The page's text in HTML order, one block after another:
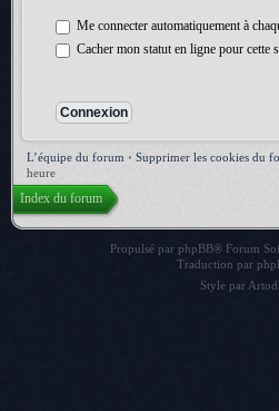
Me connecter automatiquement à
Cacher mon statut en ligne pour cette
L’équipe du forum • Supprimer les cookies du
heure
Index du forum
Propulsé par phpBB® Forum
Traduction par
Style par